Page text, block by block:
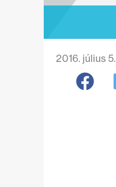
2016. július 5.